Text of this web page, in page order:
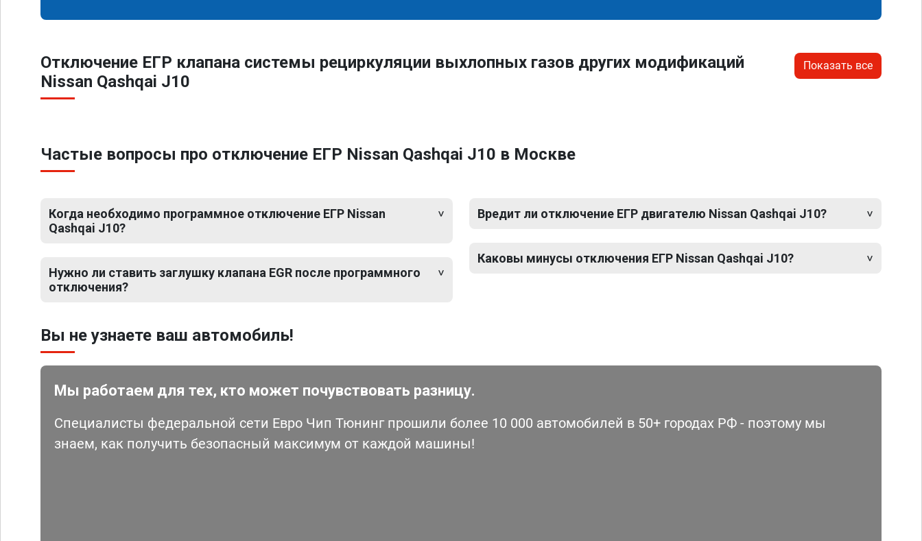
Отключение ЕГР клапана системы рециркуляции выхлопных газов других модификаций
Nissan Qashqai J10
Показать все
Частые вопросы про отключение ЕГР Nissan Qashqai J10 в Москве
Когда необходимо программное отключение ЕГР Nissan
Qashqai J10?
Нужно ли ставить заглушку клапана EGR после программного
отключения?
Вредит ли отключение ЕГР двигателю Nissan Qashqai J10?
Каковы минусы отключения ЕГР Nissan Qashqai J10?
Вы не узнаете ваш автомобиль!
Мы работаем для тех, кто может почувствовать разницу.
Специалисты федеральной сети Евро Чип Тюнинг прошили более 10 000 автомобилей в 50+ городах РФ - поэтому мы
знаем, как получить безопасный максимум от каждой машины!